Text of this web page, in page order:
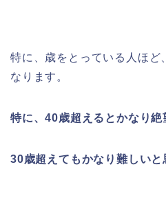
特に、歳をとっている人ほど
なります。
特に、40歳超えるとかなり絶
30歳超えてもかなり難しいと